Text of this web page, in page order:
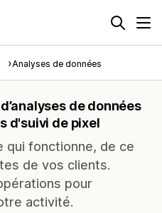
Analyses de données
de données
d'suivi de pixel
qui fonctionne, de ce
de vos clients.
pour
activité.